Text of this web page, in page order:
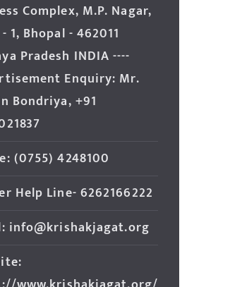
Complex, M.P. Nagar,
1, Bhopal - 462011
Pradesh INDIA ----
Enquiry: Mr.
Bondriya, +91
(0755) 4248100
Help Line- 6262166222
info@krishakjagat.org